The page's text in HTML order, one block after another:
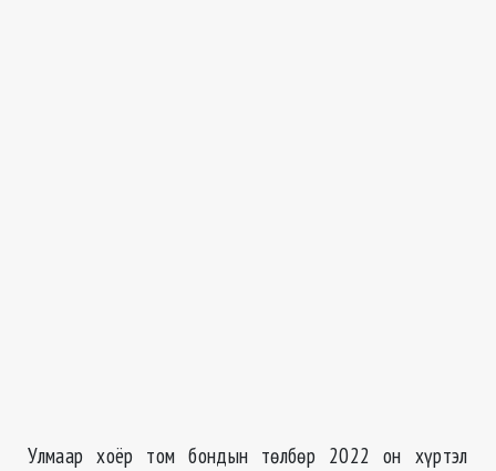
Улмаар хоёр том бондын төлбөр 2022 он хүртэл